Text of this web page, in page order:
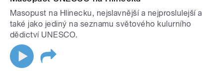
Masopust na Hlinecku, nejslavnější a nejproslulejší a
také jako jediný na seznamu světového kulurního
dědictví UNESCO.